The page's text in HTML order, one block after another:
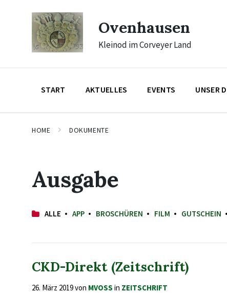
navigation
Ovenhausen
Kleinod im Corveyer Land
START AKTUELLES EVENTS UNSER
HOME DOKUMENTE
Ausgabe
ALLE APP BROSCHÜREN FILM GUTSCHEIN
CKD-Direkt (Zeitschrift)
26. März 2019von MVOSS in ZEITSCHRIFT